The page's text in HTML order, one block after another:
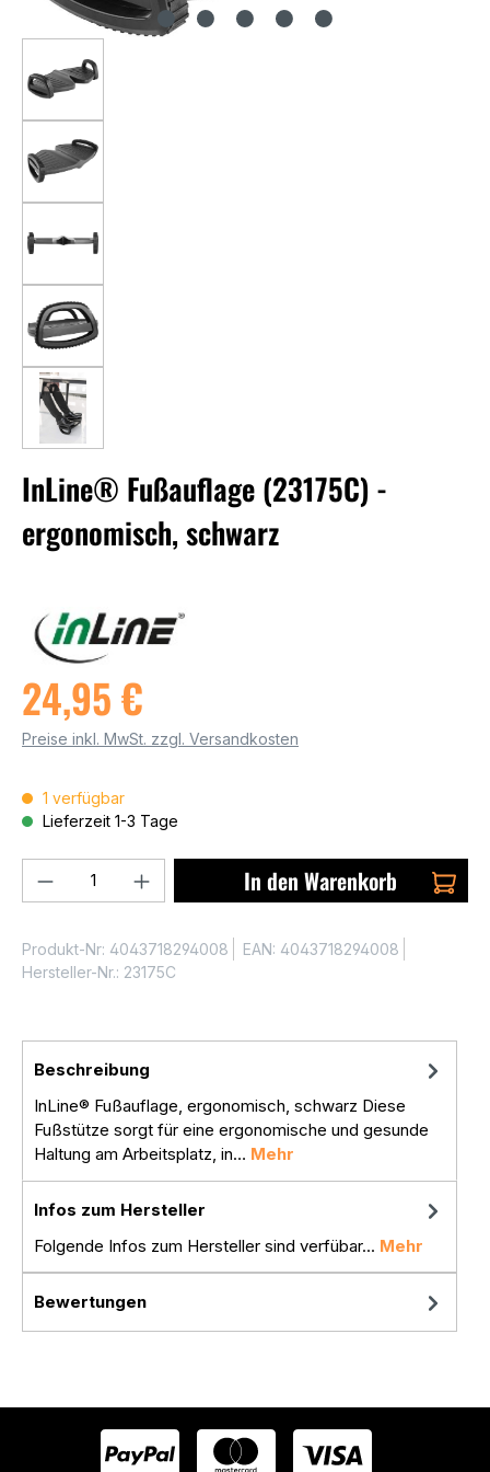
InLine® Fußauflage (23175C) -
ergonomisch, schwarz
24,95 €
Preise inkl. MwSt. zzgl. Versandkosten
1 verfügbar
Lieferzeit 1-3 Tage
Produkt Anzahl: Gib denIn den Warenkorb
Produkt-Nr: 4043718294008 EAN: 4043718294008
Hersteller-Nr.: 23175C
Beschreibung
InLine® Fußauflage, ergonomisch, schwarz Diese
Fußstütze sorgt für eine ergonomische und gesunde
Haltung am Arbeitsplatz, in… Mehr
Infos zum Hersteller
Folgende Infos zum Hersteller sind verfübar... Mehr
Bewertungen